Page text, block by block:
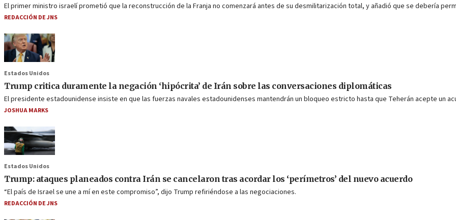
El primer ministro israelí prometió que la reconstrucción de la Franja no comenzará antes de su desmilitarización total, y añadió que se debería
REDACCIÓN DE JNS
Estados Unidos
Trump critica duramente la negación ‘hipócrita’ de Irán sobre las conversaciones diplomáticas
El presidente estadounidense insiste en que las fuerzas navales estadounidenses mantendrán un bloqueo estricto hasta que Teherán acepte un
JOSHUA MARKS
Estados Unidos
Trump: ataques planeados contra Irán se cancelaron tras acordar los ‘perímetros’ del nuevo acuerdo
“El país de Israel se une a mí en este compromiso”, dijo Trump refiriéndose a las negociaciones.
REDACCIÓN DE JNS